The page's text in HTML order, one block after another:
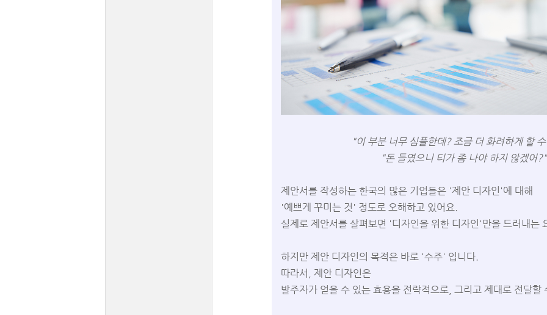
"이 부분 너무 심플한데? 조금 더 화려하게 할
"돈 들였으니 티가 좀 나야 하지 않겠어?"
제안서를 작성하는 한국의 많은 기업들은 '제안 디자인'에 대해
'예쁘게 꾸미는 것' 정도로 오해하고 있어요.
실제로 제안서를 살펴보면 '디자인을 위한 디자인'만을 드러내는
하지만 제안 디자인의 목적은 바로 '수주' 입니다.
따라서, 제안 디자인은
발주자가 얻을 수 있는 효용을 전략적으로, 그리고 제대로 전달할